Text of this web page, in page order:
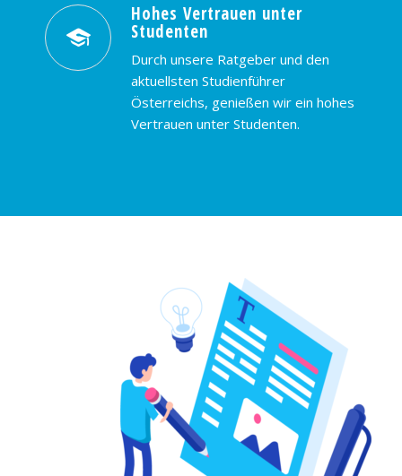
Hohes Vertrauen unter
Studenten
Durch unsere Ratgeber und den
aktuellsten Studienführer
Österreichs, genießen wir ein hohes
Vertrauen unter Studenten.